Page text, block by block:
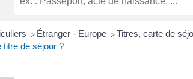
> Étranger - Europe > Titres, carte de
titre de séjour ?